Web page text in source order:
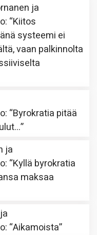
ja
: “Kiitos
systeemi ei
vaan palkinnolta
: “Byrokratia pitää
”
ja
: “Kyllä byrokratia
maksaa
: “Aikamoista”